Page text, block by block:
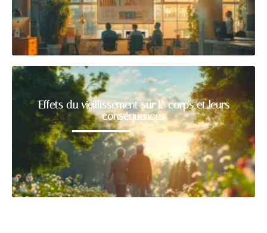
Effets du vieillissement sur le corps et leurs
conséquences